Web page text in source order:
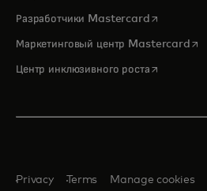
Разработчики Mastercardopens in a
Маркетинговый центр Mastercard
Центр инклюзивного ростаopens in a
Privacy Terms Manage cookies